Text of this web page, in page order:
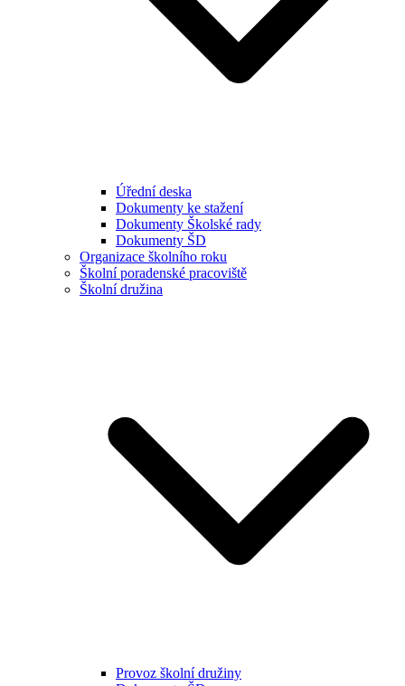
Úřední deska
Dokumenty ke stažení
Dokumenty Školské rady
Dokumenty ŠD
Organizace školního roku
Školní poradenské pracoviště
Školní družina
Provoz školní družiny